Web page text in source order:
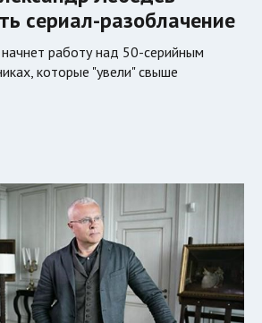
сериал-разоблачение
работу над 50-серийным
которые "увели" свыше